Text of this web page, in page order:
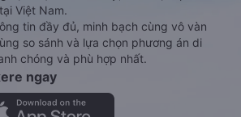
Việt Nam.
tin đầy đủ, minh bạch cùng vô vàn
so sánh và lựa chọn phương án di
chóng và phù hợp nhất.
ngay